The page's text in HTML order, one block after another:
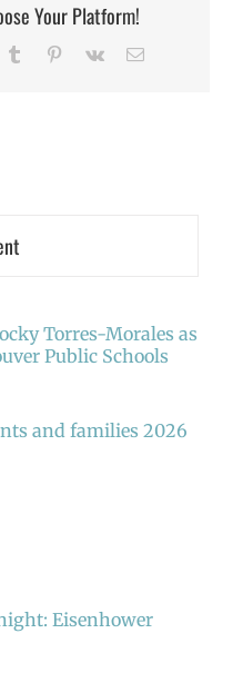
Your Platform!
Tumblr Pinterest
Vk Email
Torres-Morales as
Public Schools
and families 2026
Eisenhower